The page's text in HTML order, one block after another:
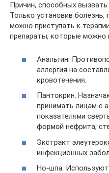
Причин, способных
Только установив
можно приступать к
препараты, которые можно
Анальгин.
аллергия на
кровотечения.
Пантокрин.
принимать лицам с
показателями
формой нефрита,
Экстракт
инфекционных
Но-шпа.